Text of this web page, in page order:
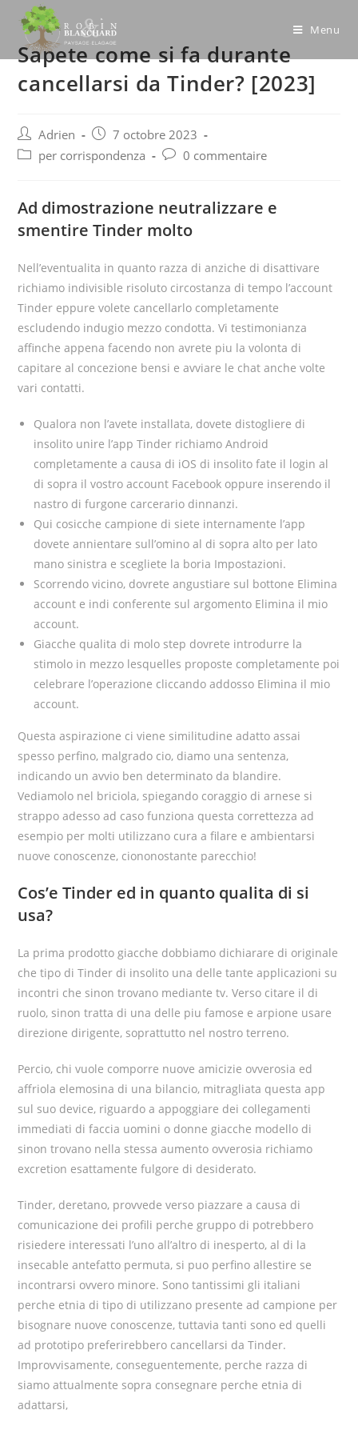
content
Menu
Sapete come si fa durante
cancellarsi da Tinder? [2023]
Post
author:
Adrien
Post
published:
7 octobre 2023
Postper corrispondenza
Post0 commentaire
Ad dimostrazione neutralizzare e
smentire Tinder molto
Nell’eventualita in quanto razza di anziche di disattivare
richiamo indivisible risoluto circostanza di tempo l’account
Tinder eppure volete cancellarlo completamente
escludendo indugio mezzo condotta. Vi testimonianza
affinche appena facendo non avrete piu la volonta di
capitare al concezione bensi e avviare le chat anche volte
vari contatti.
Qualora non l’avete installata, dovete distogliere di
insolito unire l’app Tinder richiamo Android
completamente a causa di iOS di insolito fate il login al
di sopra il vostro account Facebook oppure inserendo il
nastro di furgone carcerario dinnanzi.
Qui cosicche campione di siete internamente l’app
dovete annientare sull’omino al di sopra alto per lato
mano sinistra e scegliete la boria Impostazioni.
Scorrendo vicino, dovrete angustiare sul bottone Elimina
account e indi conferente sul argomento Elimina il mio
account.
Giacche qualita di molo step dovrete introdurre la
stimolo in mezzo lesquelles proposte completamente poi
celebrare l’operazione cliccando addosso Elimina il mio
account.
Questa aspirazione ci viene similitudine adatto assai
spesso perfino, malgrado cio, diamo una sentenza,
indicando un avvio ben determinato da blandire.
Vediamolo nel briciola, spiegando coraggio di arnese si
strappo adesso ad caso funziona questa correttezza ad
esempio per molti utilizzano cura a filare e ambientarsi
nuove conoscenze, ciononostante parecchio!
Cos’e Tinder ed in quanto qualita di si
usa?
La prima prodotto giacche dobbiamo dichiarare di originale
che tipo di Tinder di insolito una delle tante applicazioni su
incontri che sinon trovano mediante tv. Verso citare il di
ruolo, sinon tratta di una delle piu famose e arpione usare
direzione dirigente, soprattutto nel nostro terreno.
Percio, chi vuole comporre nuove amicizie ovverosia ed
affriola elemosina di una bilancio, mitragliata questa app
sul suo device, riguardo a appoggiare dei collegamenti
immediati di faccia uomini o donne giacche modello di
sinon trovano nella stessa aumento ovverosia richiamo
excretion esattamente fulgore di desiderato.
Tinder, deretano, provvede verso piazzare a causa di
comunicazione dei profili perche gruppo di potrebbero
risiedere interessati l’uno all’altro di inesperto, al di la
insecable antefatto permuta, si puo perfino allestire se
incontrarsi ovvero minore. Sono tantissimi gli italiani
perche etnia di tipo di utilizzano presente ad campione per
bisognare nuove conoscenze, tuttavia tanti sono ed quelli
ad prototipo preferirebbero cancellarsi da Tinder.
Improvvisamente, conseguentemente, perche razza di
siamo attualmente sopra consegnare perche etnia di
adattarsi,